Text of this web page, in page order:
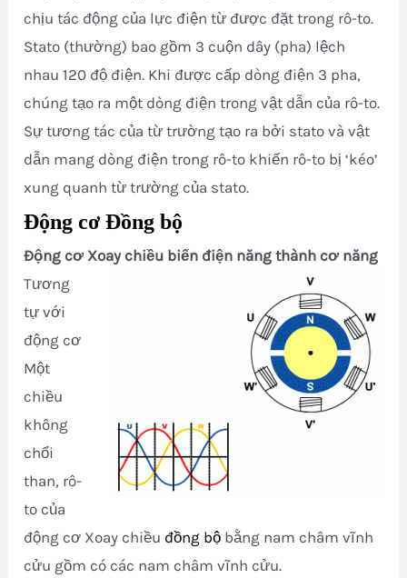
chịu tác động của lực điện từ được đặt trong rô-to.
Stato (thường) bao gồm 3 cuộn dây (pha) lệch
nhau 120 độ điện. Khi được cấp dòng điện 3 pha,
chúng tạo ra một dòng điện trong vật dẫn của rô-to.
Sự tương tác của từ trường tạo ra bởi stato và vật
dẫn mang dòng điện trong rô-to khiến rô-to bị ‘kéo’
xung quanh từ trường của stato.
Động cơ Đồng bộ
Động cơ Xoay chiều biến điện năng thành cơ năng
Tương
tự với
động cơ
Một
chiều
không
chổi
than, rô-
to của
động cơ Xoay chiều đồng bộ bằng nam châm vĩnh
cửu gồm có các nam châm vĩnh cửu.